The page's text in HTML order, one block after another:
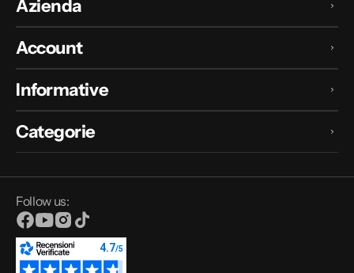
Azienda
Account
Informative
Categorie
Follow us:
Facebook
YouTube
Instagram
TikTok